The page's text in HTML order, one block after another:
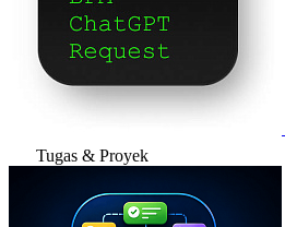
Tugas & Proyek